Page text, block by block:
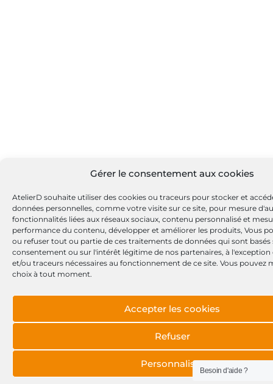
Gérer le consentement aux cookies
AtelierD souhaite utiliser des cookies ou traceurs pour stocker et
données personnelles, comme votre visite sur ce site, pour mesure
fonctionnalités liées aux réseaux sociaux, contenu personnalisé et
performance du contenu, développer et améliorer les produits, Vous
ou refuser tout ou partie de ces traitements de données qui sont basés
consentement ou sur l'intérêt légitime de nos partenaires, à l'exception
et/ou traceurs nécessaires au fonctionnement de ce site. Vous pouvez
choix à tout moment.
Accepter les cookies
Refuser
Personnaliser
Besoin d'aide ?